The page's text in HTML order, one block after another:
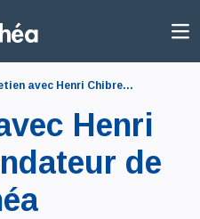
avec Henri Chibre...
Henri
de